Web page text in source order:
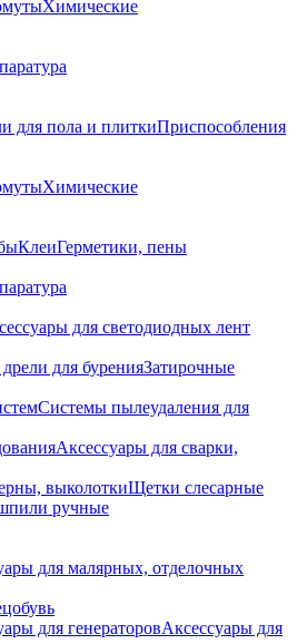
Химические
для пола и плиткиПриспособления
Химические
КлеиГерметики, пены
для светодиодных лент
для буренияЗатирочные
Системы пылеудаления для
Аксессуары для сварки,
выколоткиЩетки слесарные
ручные
для малярных, отделочных
для генераторовАксессуары для